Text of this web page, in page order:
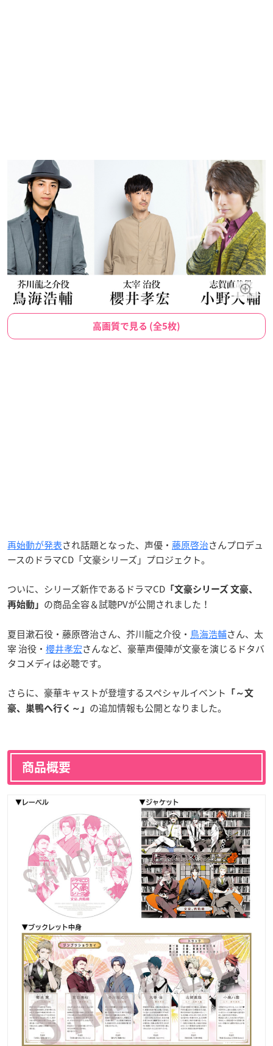
高画質で見る (全5枚)
再始動が発表され話題となった、声優・ 藤原啓治さんプロデュ
ースのドラマCD「文豪シリーズ」プロジェクト。
ついに、シリーズ新作であるドラマCD 「文豪シリーズ 文豪、
再始動」 の商品全容＆試聴PVが公開されました！
夏目漱石役・藤原啓治さん、芥川龍之介役・ 鳥海浩輔さん、太
宰 治役・ 櫻井孝宏さんなど、豪華声優陣が文豪を演じるドタバ
タコメディは必聴です。
さらに、豪華キャストが登壇するスペシャルイベント
「～文
豪、巣鴨へ行く～」 の追加情報も公開となりました。
商品概要